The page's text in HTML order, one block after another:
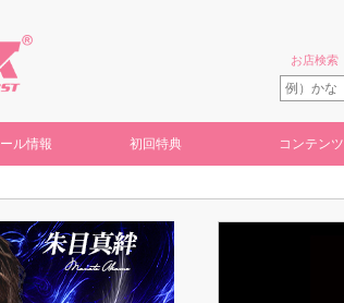
お店検索
ル情報 初回特典 コンテンツ